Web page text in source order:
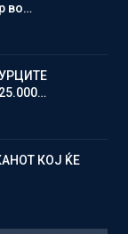
во…
КОЈ ЌЕ